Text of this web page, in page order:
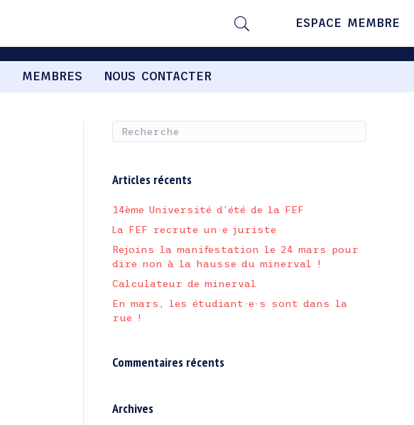
ESPACE MEMBRE
MEMBRES NOUS CONTACTER
Articles récents
14ème Université d’été de la FEF
La FEF recrute un·e juriste
Rejoins la manifestation le 24 mars pour
dire non à la hausse du minerval !
Calculateur de minerval
En mars, les étudiant·e·s sont dans la
rue !
Commentaires récents
Archives